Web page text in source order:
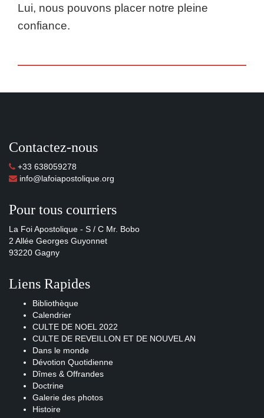
Lui, nous pouvons placer notre pleine
confiance.
Contactez-nous
+33 638059278
info@lafoiapostolique.org
Pour tous courriers
La Foi Apostolique - S / C Mr. Bobo
2 Allée Georges Guyonnet
93220 Gagny
Liens Rapides
Bibliothèque
Calendrier
CULTE DE NOEL 2022
CULTE DE REVEILLON ET DE NOUVEL AN
Dans le monde
Dévotion Quotidienne
Dîmes & Offrandes
Doctrine
Galerie des photos
Histoire